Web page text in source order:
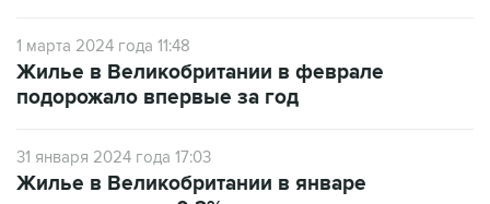
1 марта 2024 года 11:48
Жилье в Великобритании в феврале
подорожало впервые за год
31 января 2024 года 17:03
Жилье в Великобритании в январе